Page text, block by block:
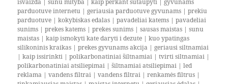
isvaizda |sunu mityba |kaip perkant sutaupyti | gyvunams
parduotuve internetu | geriausia parduotuve gyvunams |prekiu
parduotuve |kokybiskas edalas |pavadeliai katems |pavadeliai
sunims |prekes katems |prekes sunims |sausas maistas |sunu
maistas |kaip ismokyti kate daryti i dezute |kuo ypatingas
silikoninis kraikas |prekes gyvunams akcija | geriausi siltnamiai
|kaip issirinkti |polikarbonatiniai šiltnamiai |tvirti siltnamiai |
polikarbonatiniai atsiliepimai |šiltnamiai atsiliepimai |led
reklama |vandens filtrai |vandens filtrai |renkamės filtrus |